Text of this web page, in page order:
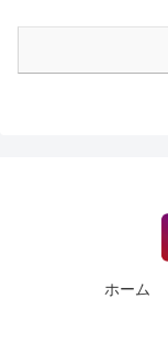
ホーム